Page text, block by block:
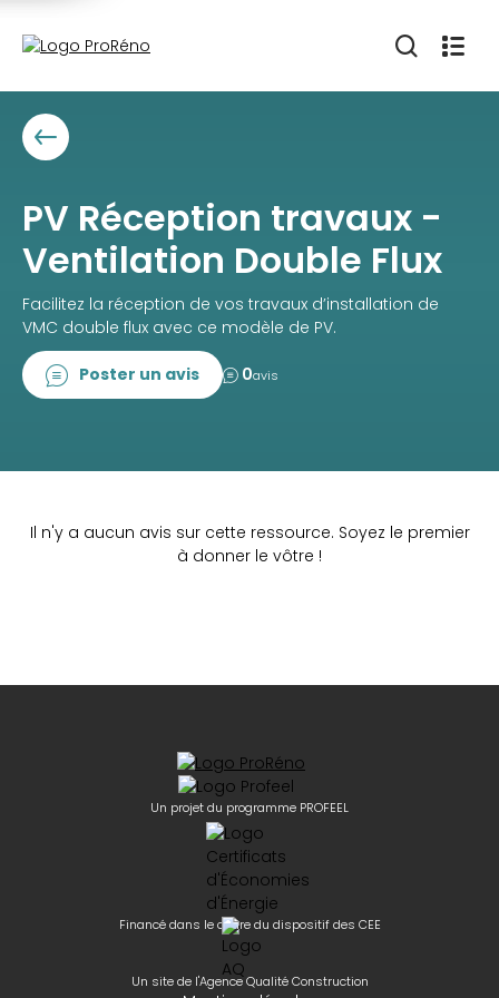
PV Réception travaux -
Ventilation Double Flux
Facilitez la réception de vos travaux d’installation de
VMC double flux avec ce modèle de PV.
Poster un avis 0avis
Il n'y a aucun avis sur cette ressource. Soyez le premier
à donner le vôtre !
Un projet du programme PROFEEL
Financé dans le cadre du dispositif des CEE
Un site de l'Agence Qualité Construction